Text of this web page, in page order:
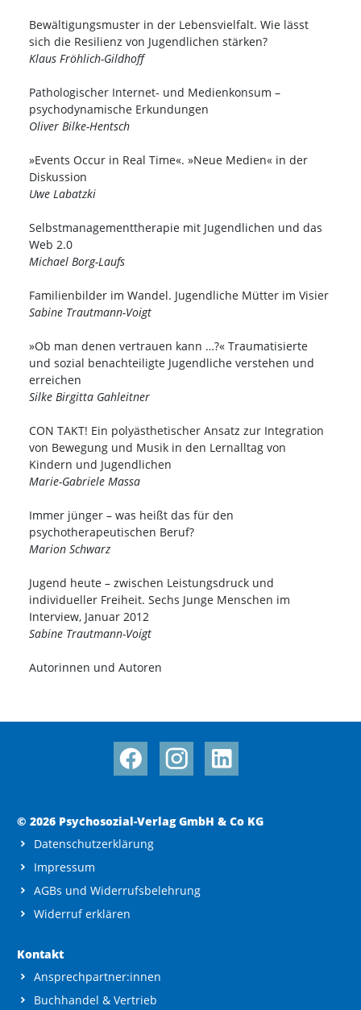
Bewältigungsmuster in der Lebensvielfalt. Wie lässt
sich die Resilienz von Jugendlichen stärken?
Klaus Fröhlich-Gildhoff
Pathologischer Internet- und Medienkonsum –
psychodynamische Erkundungen
Oliver Bilke-Hentsch
»Events Occur in Real Time«. »Neue Medien« in der
Diskussion
Uwe Labatzki
Selbstmanagementtherapie mit Jugendlichen und das
Web 2.0
Michael Borg-Laufs
Familienbilder im Wandel. Jugendliche Mütter im Visier
Sabine Trautmann-Voigt
»Ob man denen vertrauen kann …?« Traumatisierte
und sozial benachteiligte Jugendliche verstehen und
erreichen
Silke Birgitta Gahleitner
CON TAKT! Ein polyästhetischer Ansatz zur Integration
von Bewegung und Musik in den Lernalltag von
Kindern und Jugendlichen
Marie-Gabriele Massa
Immer jünger – was heißt das für den
psychotherapeutischen Beruf?
Marion Schwarz
Jugend heute – zwischen Leistungsdruck und
individueller Freiheit. Sechs Junge Menschen im
Interview, Januar 2012
Sabine Trautmann-Voigt
Autorinnen und Autoren
© 2026 Psychosozial-Verlag GmbH & Co KG
Datenschutzerklärung
Impressum
AGBs und Widerrufsbelehrung
Widerruf erklären
Kontakt
Ansprechpartner:innen
Buchhandel & Vertrieb